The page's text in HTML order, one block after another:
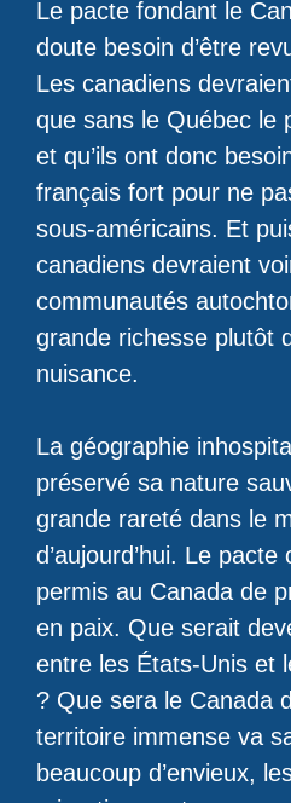
Le pacte fondant le
doute besoin d’être
Les canadiens
que sans le Québec le
et qu’ils ont donc
français fort pour ne
sous-américains. Et
canadiens devraient
communautés
grande richesse plutôt
nuisance.
La géographie
préservé sa nature
grande rareté dans le
d’aujourd’hui. Le
permis au Canada de
en paix. Que serait
entre les États-Unis et
? Que sera le Canada
territoire immense va
beaucoup d’envieux,